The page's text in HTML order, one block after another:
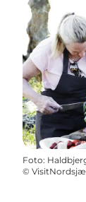
Foto:
©